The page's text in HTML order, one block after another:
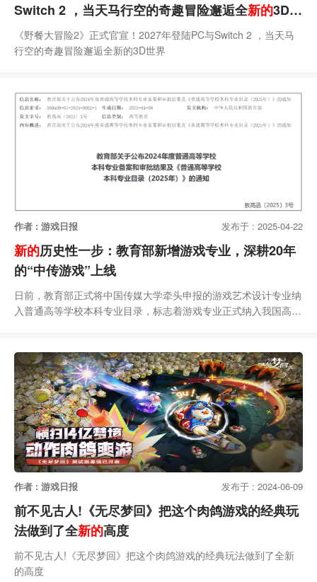
Switch 2 ，当天马行空的奇趣冒险邂逅全新的3D世
界
《野餐大冒险2》正式官宣！2027年登陆PC与Switch 2 ，当天马
行空的奇趣冒险邂逅全新的3D世界
作者 : 游戏日报 发布于 : 2025-04-22
新的历史性一步：教育部新增游戏专业，深耕20年
的“中传游戏”上线
日前，教育部正式将中国传媒大学牵头申报的游戏艺术设计专业纳
入普通高等学校本科专业目录，标志着游戏专业正式纳入我国高等
媒大学动画与数字艺术学院于2004年首次招收游戏设计专业方向
学生，发展至今已有20年，期间廖祥忠、黄心渊先后担任学院院
长，并开启了中国游戏行业高等教育之路。目前中传游
作者 : 游戏日报 发布于 : 2024-06-09
前不见古人!《无尽梦回》把这个肉鸽游戏的经典玩
法做到了全新的高度
前不见古人!《无尽梦回》把这个肉鸽游戏的经典玩法做到了全新
的高度